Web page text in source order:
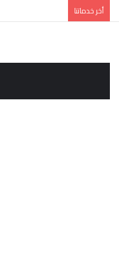
أخر خدماتنا